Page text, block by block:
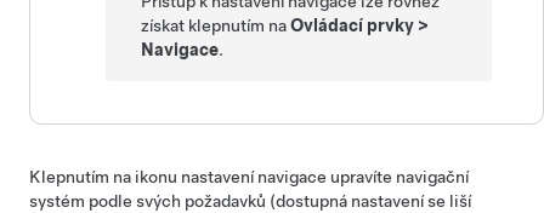
získat klepnutím naOvládací prvky>
Navigace.
Klepnutím na ikonu nastavení navigace upravíte navigační
systém podle svých požadavků (dostupná nastavení se liší